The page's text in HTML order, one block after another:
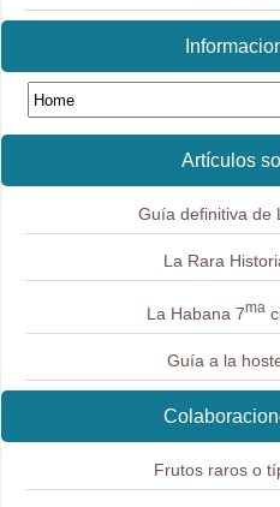
Artículos
Guía definitiva de
La Rara
La Habana 7ma
Guía a la
Frutos raros o